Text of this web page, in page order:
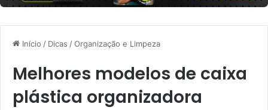
Início / Dicas /Organização e Limpeza
Melhores modelos de caixa
plástica organizadora